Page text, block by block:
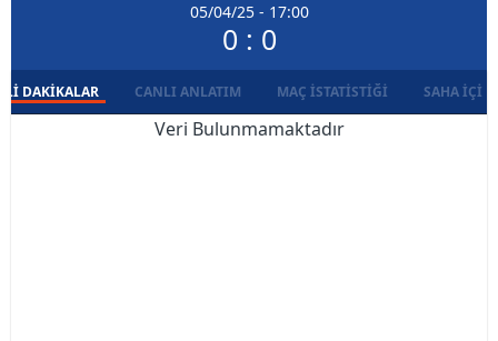
05/04/25 - 17:00
0 : 0
DAKIKALAR CANLI ANLATIM MAÇ İSTATISTIĞI SAHA İÇI
Veri Bulunmamaktadır